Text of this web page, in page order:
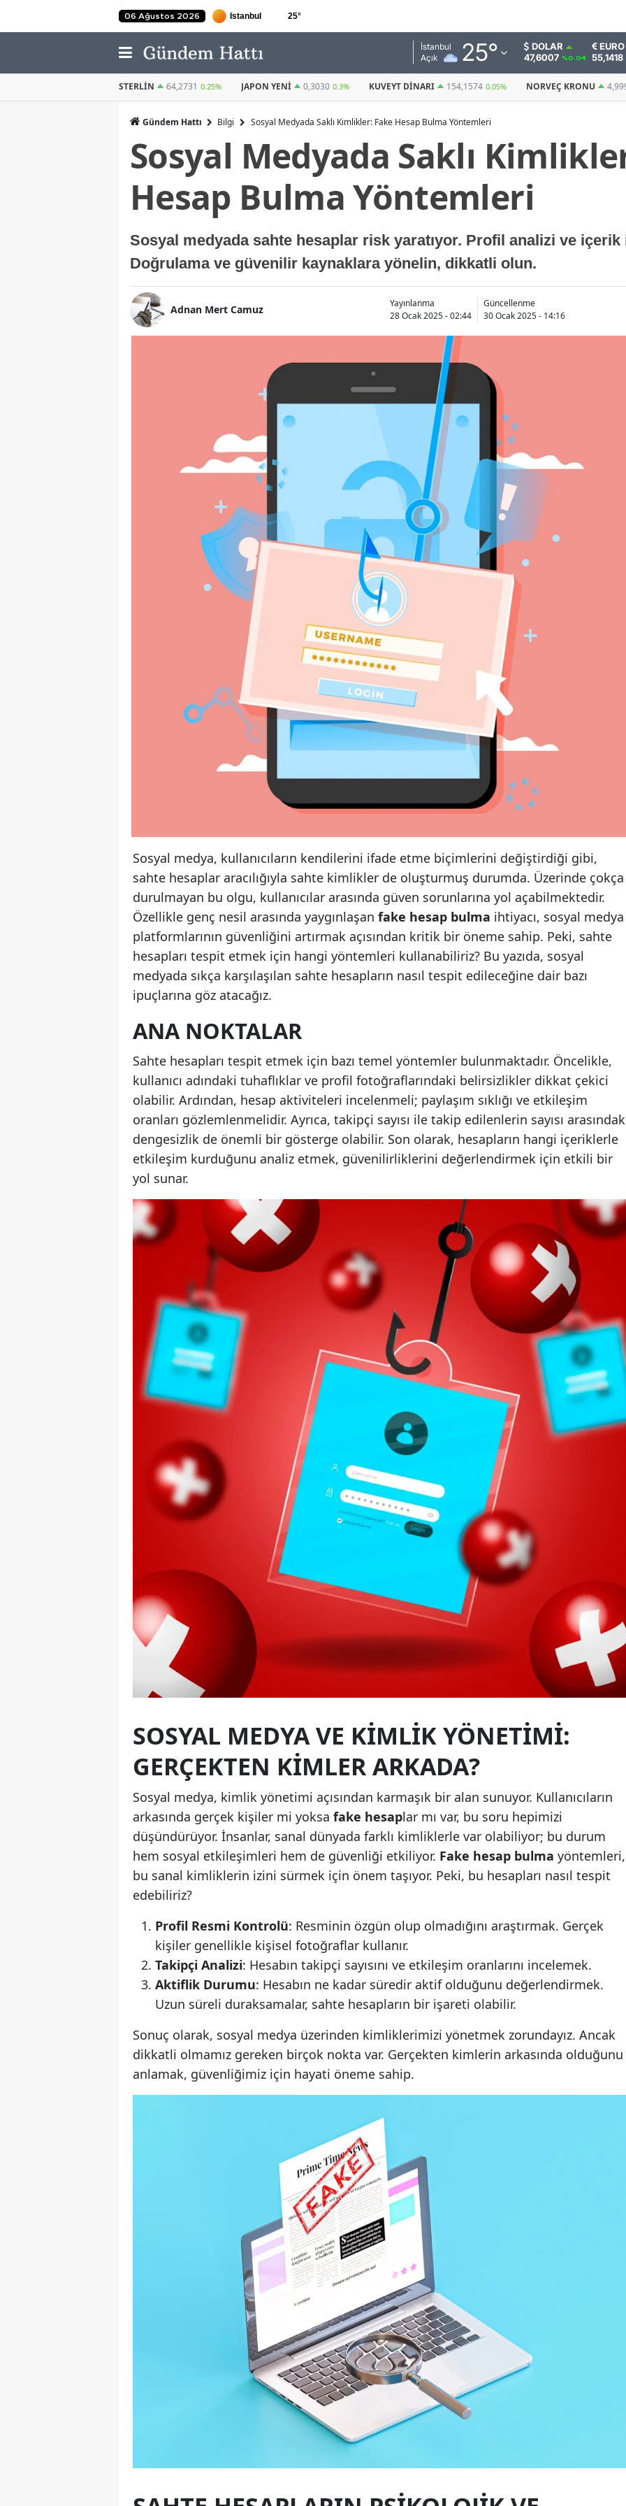
06 Ağustos 2026 25°
İstanbul
Açık
25°
Adana
Adıyaman
Afyonkarahisar
Ağrı
Amasya
Antalya
Artvin
Aydın
Bingöl
Bitlis
Bolu
Burdur
Bursa
Çanakkale
Çankırı
Edirne
Elazığ
Erzurum
Giresun
Hakkari
Hatay
Isparta
Mersin
İstanbul
Kastamonu
Kayseri
Kırklareli
Kırşehir
Konya
Kütahya
Malatya
Manisa
Kahramanmaraş
Mardin
Muğla
Sakarya
Samsun
Siirt
Sinop
Tokat
Trabzon
Tunceli
Şanlıurfa
Uşak
Van
Zonguldak
Aksaray
Bayburt
Kırıkkale
Osmaniye
Düzce
DOLAR
47,6007 %0.04
EURO
55,1418
JAPON YENI 0,3030 0.3% KUVEYT DINARI 154,1574 0.05% NORVEÇ KRONU 4,9992 0.08% BITCOIN(USDT)
Gündem Hattı Bilgi Sosyal Medyada Saklı Kimlikler: Fake Hesap Bulma Yöntemleri
Sosyal Medyada Saklı
Hesap Bulma Yöntemleri
Sosyal medyada sahte hesaplar risk yaratıyor. Profil analizi ve
Doğrulama ve güvenilir kaynaklara yönelin, dikkatli olun.
Adnan Mert Camuz
Yayınlanma
28 Ocak 2025 - 02:44
Güncellenme
30 Ocak 2025 - 14:16
Sosyal medya, kullanıcıların kendilerini ifade etme biçimlerini değiştirdiği gibi,
sahte hesaplar aracılığıyla sahte kimlikler de oluşturmuş durumda. Üzerinde çokça
durulmayan bu olgu, kullanıcılar arasında güven sorunlarına yol açabilmektedir.
Özellikle genç nesil arasında yaygınlaşan fake hesap bulma ihtiyacı, sosyal medya
platformlarının güvenliğini artırmak açısından kritik bir öneme sahip. Peki, sahte
hesapları tespit etmek için hangi yöntemleri kullanabiliriz? Bu yazıda, sosyal
medyada sıkça karşılaşılan sahte hesapların nasıl tespit edileceğine dair bazı
ipuçlarına göz atacağız.
ANA NOKTALAR
Sahte hesapları tespit etmek için bazı temel yöntemler bulunmaktadır. Öncelikle,
kullanıcı adındaki tuhaflıklar ve profil fotoğraflarındaki belirsizlikler dikkat çekici
olabilir. Ardından, hesap aktiviteleri incelenmeli; paylaşım sıklığı ve etkileşim
oranları gözlemlenmelidir. Ayrıca, takipçi sayısı ile takip edilenlerin sayısı
dengesizlik de önemli bir gösterge olabilir. Son olarak, hesapların hangi içeriklerle
etkileşim kurduğunu analiz etmek, güvenilirliklerini değerlendirmek için etkili bir
yol sunar.
SOSYAL MEDYA VE KIMLIK YÖNETIMI:
GERÇEKTEN KIMLER ARKADA?
Sosyal medya, kimlik yönetimi açısından karmaşık bir alan sunuyor. Kullanıcıların
arkasında gerçek kişiler mi yoksa fake hesaplar mı var, bu soru hepimizi
düşündürüyor. İnsanlar, sanal dünyada farklı kimliklerle var olabiliyor; bu durum
hem sosyal etkileşimleri hem de güvenliği etkiliyor. Fake hesap bulma yöntemleri,
bu sanal kimliklerin izini sürmek için önem taşıyor. Peki, bu hesapları nasıl tespit
edebiliriz?
Profil Resmi Kontrolü: Resminin özgün olup olmadığını araştırmak. Gerçek
kişiler genellikle kişisel fotoğraflar kullanır.
Takipçi Analizi: Hesabın takipçi sayısını ve etkileşim oranlarını incelemek.
Aktiflik Durumu: Hesabın ne kadar süredir aktif olduğunu değerlendirmek.
Uzun süreli duraksamalar, sahte hesapların bir işareti olabilir.
Sonuç olarak, sosyal medya üzerinden kimliklerimizi yönetmek zorundayız. Ancak
dikkatli olmamız gereken birçok nokta var. Gerçekten kimlerin arkasında olduğunu
anlamak, güvenliğimiz için hayati öneme sahip.